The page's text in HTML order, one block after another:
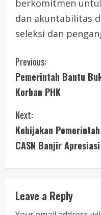
berkomitmen
dan akuntabilitas
seleksi dan
C
o
n
t
i
n
u
Previous:
Pemerintah Bantu
Korban PHK
Next:
Kebijakan
CASN Banjir Apresiasi
Leave a Reply